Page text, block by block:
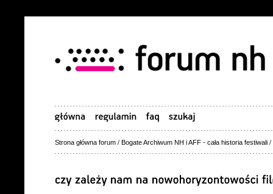
Strona główna forum / Bogate Archiwum NH i AFF - cała historia festiwali /